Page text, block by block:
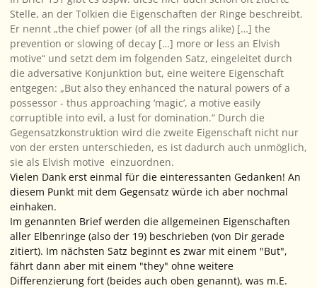
Stelle, an der Tolkien die Eigenschaften der Ringe beschreibt.
Er nennt „the chief power (of all the rings alike) […] the
prevention or slowing of decay […] more or less an Elvish
motive“ und setzt dem im folgenden Satz, eingeleitet durch
die adversative Konjunktion but, eine weitere Eigenschaft
entgegen: „But also they enhanced the natural powers of a
possessor - thus approaching ‘magic’, a motive easily
corruptible into evil, a lust for domination.“ Durch die
Gegensatzkonstruktion wird die zweite Eigenschaft nicht nur
von der ersten unterschieden, es ist dadurch auch unmöglich,
sie als Elvish motive einzuordnen.
Vielen Dank erst einmal für die einteressanten Gedanken! An
diesem Punkt mit dem Gegensatz würde ich aber nochmal
einhaken.
Im genannten Brief werden die allgemeinen Eigenschaften
aller Elbenringe (also der 19) beschrieben (von Dir gerade
zitiert). Im nächsten Satz beginnt es zwar mit einem "But",
fährt dann aber mit einem "they" ohne weitere
Differenzierung fort (beides auch oben genannt), was m.E.